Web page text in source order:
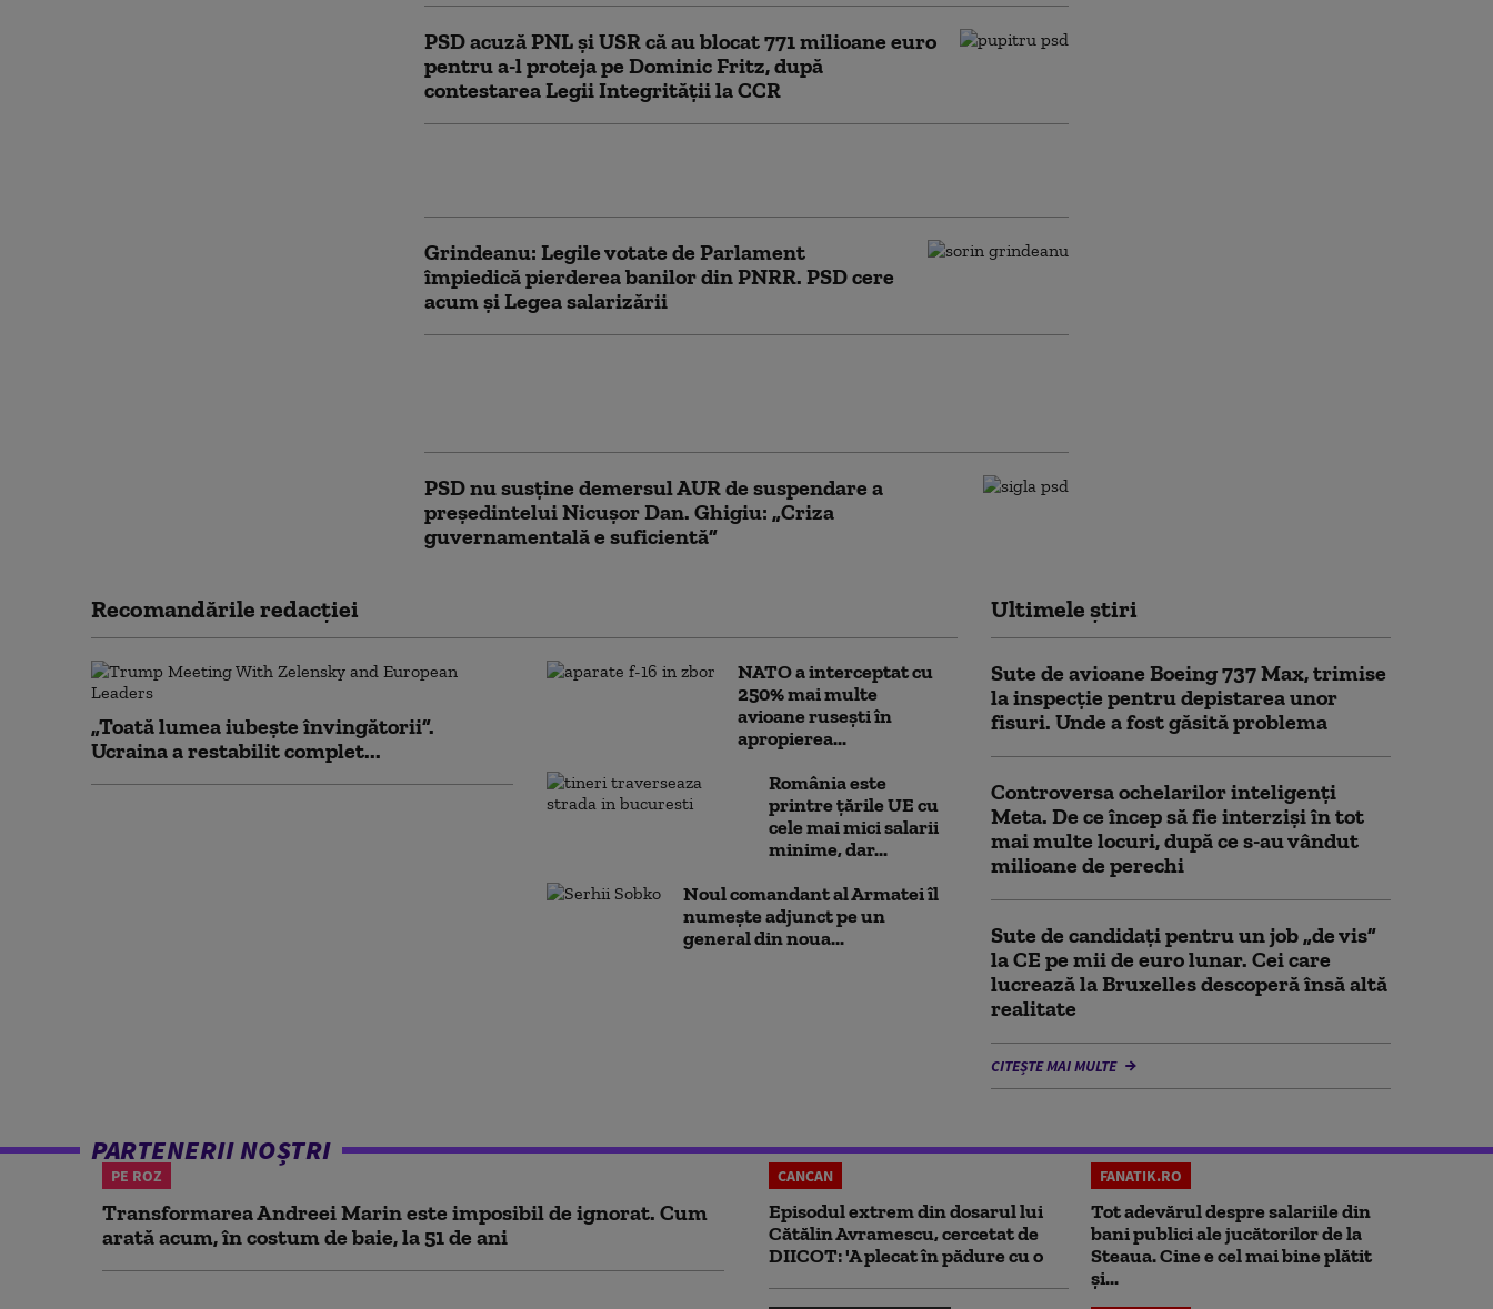
PSD acuză PNL şi USR că au blocat 771 milioane euro
pentru a-l proteja pe Dominic Fritz, după
contestarea Legii Integrității la CCR
Grindeanu: Legile votate de Parlament
împiedică pierderea banilor din PNRR. PSD cere
acum și Legea salarizării
PSD nu susține demersul AUR de suspendare a
președintelui Nicușor Dan. Ghigiu: „Criza
guvernamentală e suficientă”
Recomandările redacţiei
„Toată lumea iubește învingătorii”.
Ucraina a restabilit complet...
NATO a interceptat cu
250% mai multe
avioane rusești în
apropierea...
România este
printre țările UE cu
cele mai mici salarii
minime, dar...
Noul comandant al Armatei îl
numește adjunct pe un
general din noua...
Ultimele știri
Sute de avioane Boeing 737 Max, trimise
la inspecție pentru depistarea unor
fisuri. Unde a fost găsită problema
Controversa ochelarilor inteligenți
Meta. De ce încep să fie interziși în tot
mai multe locuri, după ce s-au vândut
milioane de perechi
Sute de candidați pentru un job „de vis”
la CE pe mii de euro lunar. Cei care
lucrează la Bruxelles descoperă însă altă
realitate
CITEȘTE MAI MULTE
PARTENERII NOȘTRI
PE ROZ
Transformarea Andreei Marin este imposibil de ignorat. Cum
arată acum, în costum de baie, la 51 de ani
CANCAN
Episodul extrem din dosarul lui
Cătălin Avramescu, cercetat de
DIICOT: 'A plecat în pădure cu o
FANATIK.RO
Tot adevărul despre salariile din
bani publici ale jucătorilor de la
Steaua. Cine e cel mai bine plătit
și...